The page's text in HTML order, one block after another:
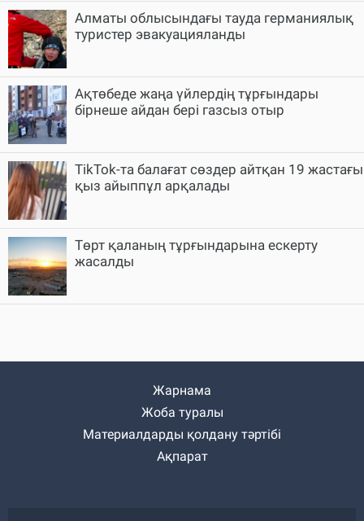
Алматы облысындағы тауда германиялық
туристер эвакуацияланды
Ақтөбеде жаңа үйлердің тұрғындары
бірнеше айдан бері газсыз отыр
TikTok-та балағат сөздер айтқан 19 жастағы
қыз айыппұл арқалады
Төрт қаланың тұрғындарына ескерту
жасалды
Жарнама
Жоба туралы
Материалдарды қолдану тәртібі
Ақпарат